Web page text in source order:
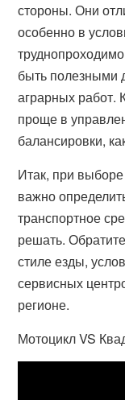
стороны. Они
особенно в
быть полезными
аграрных работ.
проще в
балансировки,
Итак, при
важно
транспортное
решать.
стиле езды,
сервисных
регионе.
Мотоцикл VS